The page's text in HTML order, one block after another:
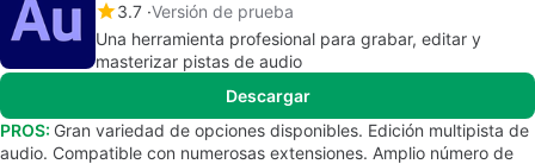
3.7 Versión de prueba
Una herramienta profesional para grabar, editar y
masterizar pistas de audio
Descargar
PROS: Gran variedad de opciones disponibles. Edición multipista de
audio. Compatible con numerosas extensiones. Amplio número de